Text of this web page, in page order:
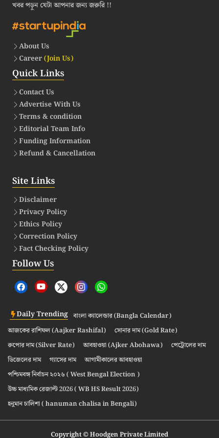
খবর পড়ুন যেটা আপনার জন্য জরুরি !!
About Us
Career(Join Us)
Quick Links
Contact Us
Advertise With Us
Terms & condition
Editorial Team Info
Funding Information
Refund & Cancellation
Site Links
Disclaimer
Privacy Policy
Ethics Policy
Correction Policy
Fact Checking Policy
Follow Us
Daily Trending বাংলা ক্যালেন্ডার (Bangla Calendar)
আজকের রাশিফল (Aajker Rashifal)
সোনার দাম (Gold Rate)
রুপোর দাম (Silver Rate)
আবহাওয়া (Ajker Abohawa)
পেট্রোলের দাম
ডিজেলের দাম
গ্যাসের দাম
আগামীকালের আবহাওয়া
পশ্চিমবঙ্গ নির্বাচন ২০২৬ ( West Bengal Election )
উচ্চ মাধ্যমিক রেজাল্ট 2026 ( WB HS Result 2026)
হনুমান চালিশা ( hanuman chalisa in Bengali)
Copyright © Hoodgen Private Limited